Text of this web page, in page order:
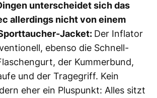
unterscheidet sich das
allerdings nicht von einem
Jacket: Der Inflator
ebenso die Schnell-
der Kummerbund,
und der Tragegriff. Kein
eher ein Pluspunkt: Alles sitzt